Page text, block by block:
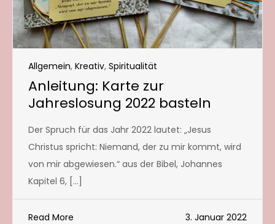
Allgemein, Kreativ, Spiritualität
Anleitung: Karte zur
Jahreslosung 2022 basteln
Der Spruch für das Jahr 2022 lautet: „Jesus
Christus spricht: Niemand, der zu mir kommt, wird
von mir abgewiesen.“ aus der Bibel, Johannes
Kapitel 6, […]
Read More 3. Januar 2022